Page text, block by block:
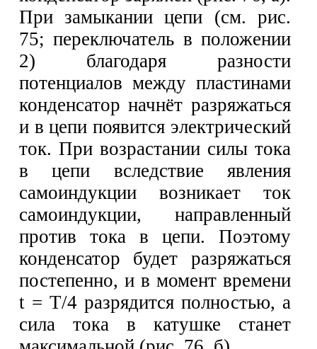
При замыкании цепи (см. рис.
75; переключатель в положении
2) благодаря разности
потенциалов между пластинами
конденсатор начнёт разряжаться
и в цепи появится электрический
ток. При возрастании силы тока
в цепи вследствие явления
самоиндукции возникает ток
самоиндукции, направленный
против тока в цепи. Поэтому
конденсатор будет разряжаться
постепенно, и в момент времени
t = Т/4 разрядится полностью, а
сила тока в катушке станет